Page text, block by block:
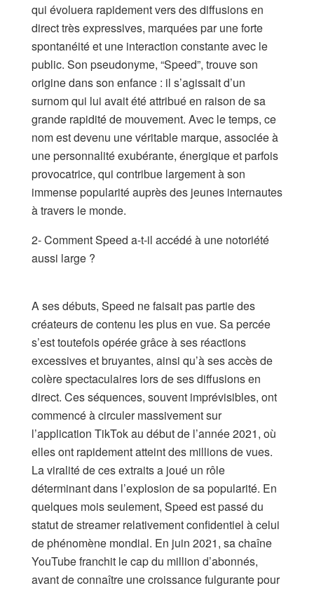
qui évoluera rapidement vers des diffusions en
direct très expressives, marquées par une forte
spontanéité et une interaction constante avec le
public. Son pseudonyme, “Speed”, trouve son
origine dans son enfance : il s’agissait d’un
surnom qui lui avait été attribué en raison de sa
grande rapidité de mouvement. Avec le temps, ce
nom est devenu une véritable marque, associée à
une personnalité exubérante, énergique et parfois
provocatrice, qui contribue largement à son
immense popularité auprès des jeunes internautes
à travers le monde.
2- Comment Speed a-t-il accédé à une notoriété
aussi large ?
A ses débuts, Speed ne faisait pas partie des
créateurs de contenu les plus en vue. Sa percée
s’est toutefois opérée grâce à ses réactions
excessives et bruyantes, ainsi qu’à ses accès de
colère spectaculaires lors de ses diffusions en
direct. Ces séquences, souvent imprévisibles, ont
commencé à circuler massivement sur
l’application TikTok au début de l’année 2021, où
elles ont rapidement atteint des millions de vues.
La viralité de ces extraits a joué un rôle
déterminant dans l’explosion de sa popularité. En
quelques mois seulement, Speed est passé du
statut de streamer relativement confidentiel à celui
de phénomène mondial. En juin 2021, sa chaîne
YouTube franchit le cap du million d’abonnés,
avant de connaître une croissance fulgurante pour